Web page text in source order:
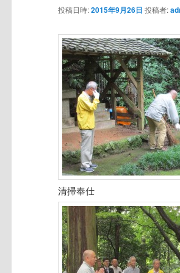
投稿日時:2015年9月26日 投稿者:
清掃奉仕